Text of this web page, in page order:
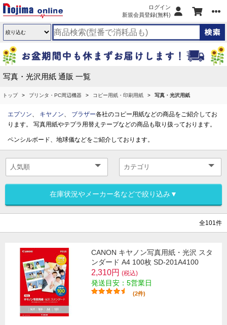
ログイン
新規会員登録(無料)
写真・光沢用紙 通販 一覧
トップ プリンタ・PC周辺機器 コピー用紙・印刷用紙 写真・光沢用紙
エプソン、 キヤノン、 ブラザー各社のコピー用紙などの商品をご紹介してお
ります。 写真用紙やテプラ用替えテープなどの商品も取り扱っております。
ペンシルボード、地球儀などをご紹介しております。
在庫状況やメーカー名などで絞り込み▼
全101件
CANON キヤノン写真用紙・光沢 スタ
ンダード A4 100枚 SD-201A4100
2,310円 (税込)
発送目安：5営業日
(2件)